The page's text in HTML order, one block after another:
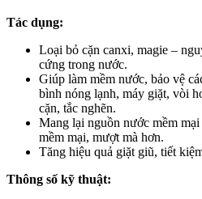
Tác dụng:
Loại bỏ cặn canxi, magie –
cứng trong nước.
Giúp làm mềm nước, bảo vệ
bình nóng lạnh, máy giặt, vòi
cặn, tắc nghẽn.
Mang lại nguồn nước mềm
mềm mại, mượt mà hơn.
Tăng hiệu quả giặt giũ, tiết
Thông số kỹ thuật: